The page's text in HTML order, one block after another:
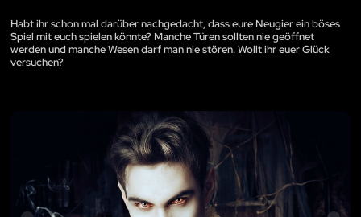
Habt ihr schon mal darüber nachgedacht, dass eure Neugier ein böses
Spiel mit euch spielen könnte? Manche Türen sollten nie geöffnet
werden und manche Wesen darf man nie stören. Wollt ihr euer Glück
versuchen?